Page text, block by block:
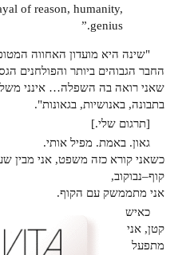
of reason, humanity,
genius.”
"שינה היא מועדון האחווה
החבר הגבוהים ביותר והפולחנים
שאני רואה בה השפלה… אינני
בתבונה, באנושיות, בגאונות".
[תרגום שלי.]
גאון. באמת. מפיל אותי.
כשאני קורא כזה משפט, אני מבין
קוף–נבוקוב,
אני מתממשק עם הקוף.
כאיש
קטן, אני
מתפעל